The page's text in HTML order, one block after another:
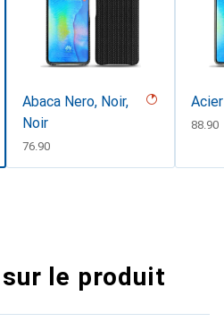
Abaca Nero, Noir,
Noir
CHF
76.90
Acier
CHF
88.90
le produit